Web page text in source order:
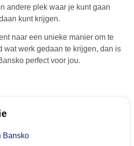
andere plek waar je kunt gaan
kunt krijgen.
naar een unieke manier om te
wat werk gedaan te krijgen, dan is
perfect voor jou.
Bansko